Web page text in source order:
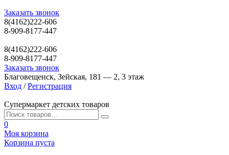
Заказать звонок
8(4162)222-606
8-909-8177-447
8(4162)222-606
8-909-8177-447
Заказать звонок
Благовещенск, Зейская, 181 — 2, 3 этаж
Вход / Регистрация
Супермаркет детских товаров
0
Моя корзина
Корзина пуста